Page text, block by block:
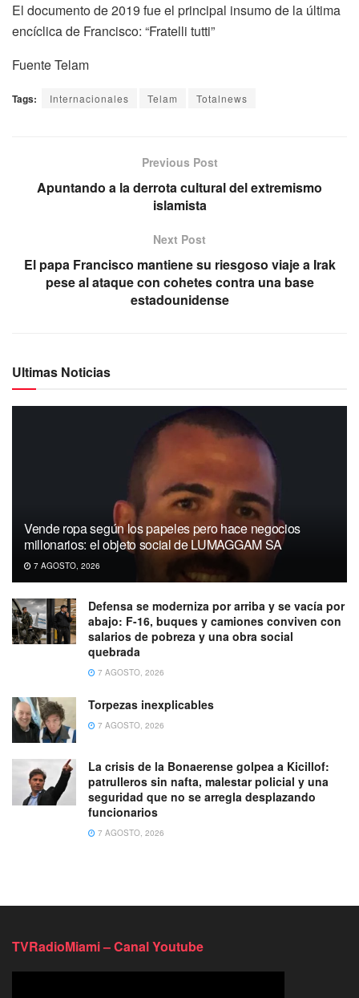
El documento de 2019 fue el principal insumo de la última
encíclica de Francisco: “Fratelli tutti”
Fuente Telam
Tags: Internacionales Telam Totalnews
Previous Post
Apuntando a la derrota cultural del extremismo
islamista
Next Post
El papa Francisco mantiene su riesgoso viaje a Irak
pese al ataque con cohetes contra una base
estadounidense
Ultimas Noticias
Vende ropa según los papeles pero hace negocios
millonarios: el objeto social de LUMAGGAM SA
7 AGOSTO, 2026
Defensa se moderniza por arriba y se vacía por
abajo: F-16, buques y camiones conviven con
salarios de pobreza y una obra social
quebrada
7 AGOSTO, 2026
Torpezas inexplicables
7 AGOSTO, 2026
La crisis de la Bonaerense golpea a Kicillof:
patrulleros sin nafta, malestar policial y una
seguridad que no se arregla desplazando
funcionarios
7 AGOSTO, 2026
TVRadioMiami – Canal Youtube